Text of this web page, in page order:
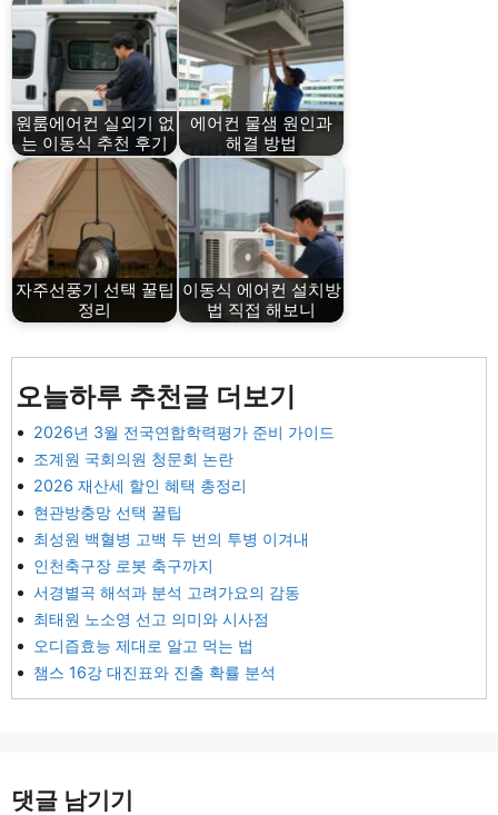
원룸에어컨 실외기 없
는 이동식 추천 후기
에어컨 물샘 원인과
해결 방법
자주선풍기 선택 꿀팁
정리
이동식 에어컨 설치방
법 직접 해보니
오늘하루 추천글 더보기
2026년 3월 전국연합학력평가 준비 가이드
조계원 국회의원 청문회 논란
2026 재산세 할인 혜택 총정리
현관방충망 선택 꿀팁
최성원 백혈병 고백 두 번의 투병 이겨내
인천축구장 로봇 축구까지
서경별곡 해석과 분석 고려가요의 감동
최태원 노소영 선고 의미와 시사점
오디즙효능 제대로 알고 먹는 법
챔스 16강 대진표와 진출 확률 분석
댓글 남기기